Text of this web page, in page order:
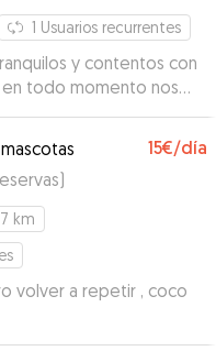
1 Usuarios recurrentes
y contentos con
todo momento nos
vídeos y es muy
una chica muy agradable
totalmente. ”
15€/día
)
km
volver a repetir , coco